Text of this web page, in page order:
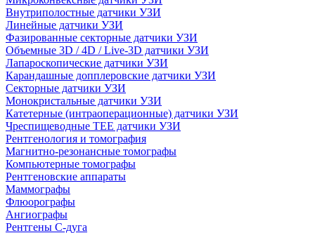
Внутриполостные датчики УЗИ
Линейные датчики УЗИ
Фазированные секторные датчики УЗИ
Объемные 3D / 4D / Live-3D датчики УЗИ
Лапароскопические датчики УЗИ
Карандашные допплеровские датчики УЗИ
Секторные датчики УЗИ
Монокристальные датчики УЗИ
Катетерные (интраоперационные) датчики УЗИ
Чреспищеводные TEE датчики УЗИ
Рентгенология и томография
Магнитно-резонансные томографы
Компьютерные томографы
Рентгеновские аппараты
Маммографы
Флюорографы
Ангиографы
Рентгены С-дуга